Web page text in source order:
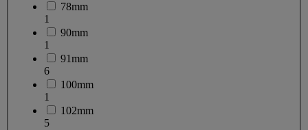
78mm
1
90mm
1
91mm
6
100mm
1
102mm
5